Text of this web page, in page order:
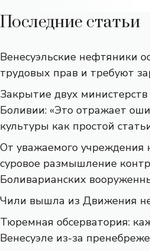
Последние статьи
Венесуэльские нефтяники
трудовых прав и требуют
Закрытие двух
Боливии: «Это отражает
культуры как простой
От уважаемого учреждения
суровое размышление
Боливарианских
Чили вышла из Движения
Тюремная обсерватория:
Венесуэле из-за